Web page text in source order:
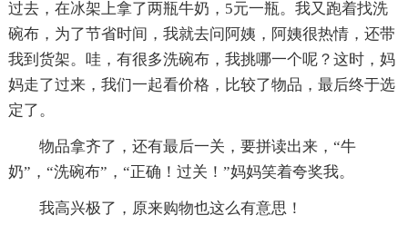
过去，在冰架上拿了两瓶牛奶，5元一瓶。我又跑着找洗
碗布，为了节省时间，我就去问阿姨，阿姨很热情，还带
我到货架。哇，有很多洗碗布，我挑哪一个呢？这时，妈
妈走了过来，我们一起看价格，比较了物品，最后终于选
定了。
物品拿齐了，还有最后一关，要拼读出来，“牛
奶”，“洗碗布”，“正确！过关！”妈妈笑着夸奖我。
我高兴极了，原来购物也这么有意思！